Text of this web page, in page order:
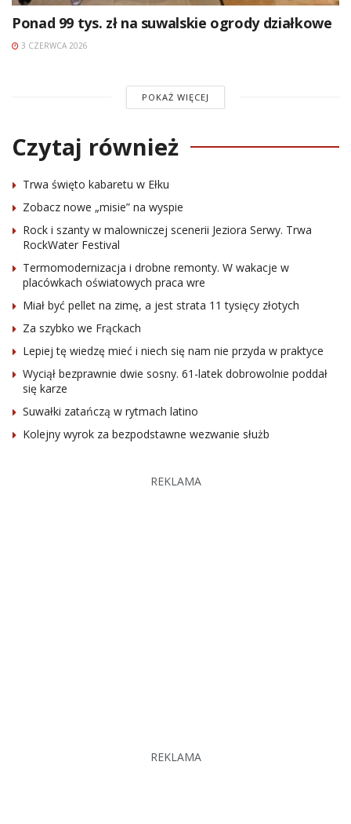
Ponad 99 tys. zł na suwalskie ogrody działkowe
3 CZERWCA 2026
POKAŻ WIĘCEJ
Czytaj również
Trwa święto kabaretu w Ełku
Zobacz nowe „misie” na wyspie
Rock i szanty w malowniczej scenerii Jeziora Serwy. Trwa
RockWater Festival
Termomodernizacja i drobne remonty. W wakacje w
placówkach oświatowych praca wre
Miał być pellet na zimę, a jest strata 11 tysięcy złotych
Za szybko we Frąckach
Lepiej tę wiedzę mieć i niech się nam nie przyda w praktyce
Wyciął bezprawnie dwie sosny. 61-latek dobrowolnie poddał
się karze
Suwałki zatańczą w rytmach latino
Kolejny wyrok za bezpodstawne wezwanie służb
REKLAMA
REKLAMA